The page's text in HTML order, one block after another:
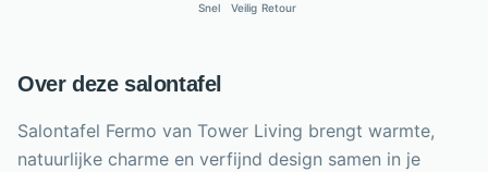
Snel Veilig Retour
Over deze salontafel
Salontafel Fermo van Tower Living brengt warmte,
natuurlijke charme en verfijnd design samen in je